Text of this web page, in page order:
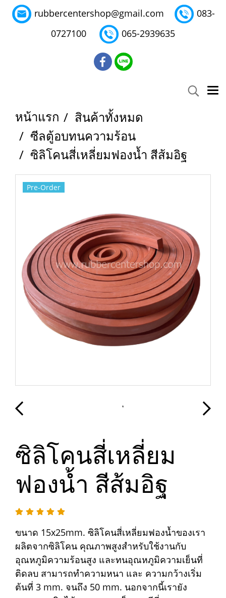
rubbercentershop@gmail.com
083-
0727100
065-2939635
หน้าแรก
สินค้าทั้งหมด
ซีลตู้อบทนความร้อน
ซิลิโคนสี่เหลี่ยมฟองน้ำ สีส้มอิฐ
Pre-Order
ซิลิโคนสี่เหลี่ยม
ฟองน้ำ สีส้มอิฐ
ขนาด 15x25mm. ซิลิโคนสี่เหลี่ยมฟองน้ำของเรา
ผลิตจากซิลิโคน คุณภาพสูงสำหรับใช้งานกับ
อุณหภูมิความร้อนสูง และทนอุณหภูมิความเย็นที่
ติดลบ สามารถทำความหนา และ ความกว้างเริ่ม
ต้นที่ 3 mm. จนถึง 50 mm. นอกจากนี้เรายัง